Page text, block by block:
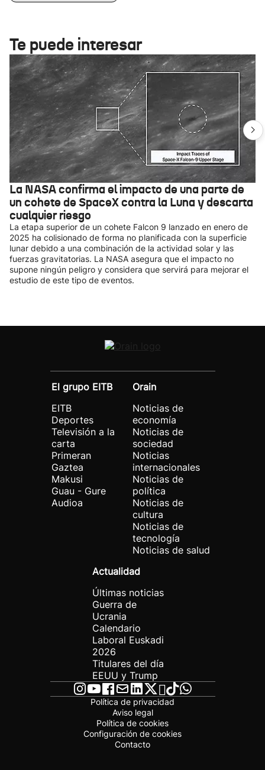
Te puede interesar
La NASA confirma el impacto de una parte de
un cohete de SpaceX contra la Luna y descarta
cualquier riesgo
La etapa superior de un cohete Falcon 9 lanzado en enero de
2025 ha colisionado de forma no planificada con la superficie
lunar debido a una combinación de la actividad solar y las
fuerzas gravitatorias. La NASA asegura que el impacto no
supone ningún peligro y considera que servirá para mejorar el
estudio de este tipo de eventos.
El grupo EITB
EITB
Deportes
Televisión a la
carta
Primeran
Gaztea
Makusi
Guau - Gure
Audioa
Orain
Noticias de
economía
Noticias de
sociedad
Noticias
internacionales
Noticias de
política
Noticias de
cultura
Noticias de
tecnología
Noticias de salud
Actualidad
Últimas noticias
Guerra de
Ucrania
Calendario
Laboral Euskadi
2026
Titulares del día
EEUU y Trump
Política de privacidad
Aviso legal
Política de cookies
Configuración de cookies
Contacto